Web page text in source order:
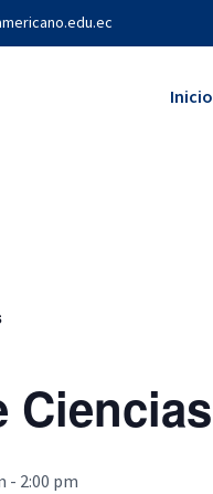
Inicio
Ciencias
- 2:00 pm